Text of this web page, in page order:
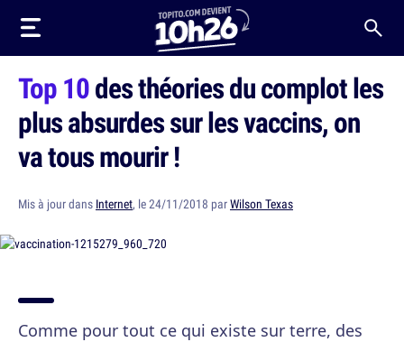
Top 10des théories du complot les
plus absurdes sur les vaccins, on
va tous mourir !
Mis à jour dans Internet, le 24/11/2018 parWilson Texas
Comme pour tout ce qui existe sur terre, des